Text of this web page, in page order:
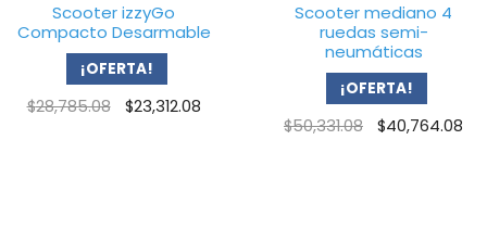
Scooter izzyGo
Compacto Desarmable
¡OFERTA!
$28,785.08
Original
$23,312.08Current
Scooter mediano 4
ruedas semi-
neumáticas
¡OFERTA!
$50,331.08
Original
$40,764.08